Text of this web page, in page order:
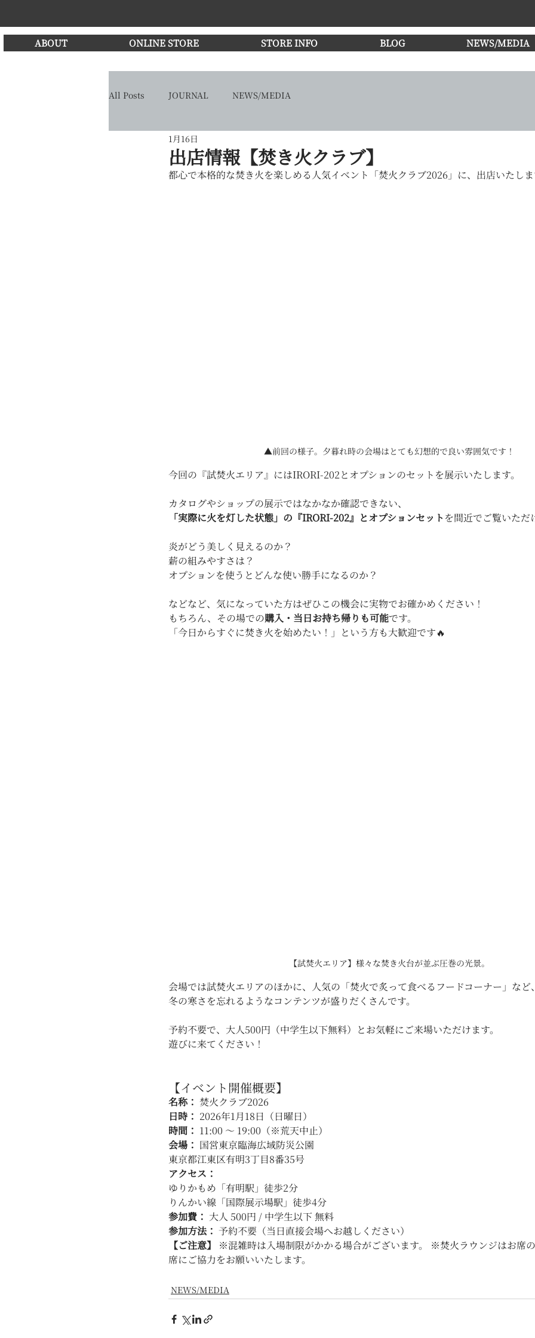
All Posts JOURNAL NEWS/MEDIA
出店情報【焚き火クラブ】
1月16日
都心で本格的な焚き火を楽しめる人気イベント「焚火クラブ2026」に、出店いたし
▲前回の様子。夕暮れ時の会場はとても幻想的で良い雰囲気です！
今回の『試焚火エリア』にはIRORI-202とオプションのセットを展示いたします。
カタログやショップの展示ではなかなか確認できない、
「実際に火を灯した状態」の『IRORI-202』とオプションセット を間近でご覧いただ
炎がどう美しく見えるのか？
薪の組みやすさは？
オプションを使うとどんな使い勝手になるのか？
などなど、気になっていた方はぜひこの機会に実物でお確かめください！
もちろん、その場での購入・当日お持ち帰りも可能です。
「今日からすぐに焚き火を始めたい！」という方も大歓迎です🔥
【試焚火エリア】様々な焚き火台が並ぶ圧巻の光景。
会場では試焚火エリアのほかに、人気の「焚火で炙って食べるフードコーナー」など
冬の寒さを忘れるようなコンテンツが盛りだくさんです。
予約不要で、大人500円（中学生以下無料）とお気軽にご来場いただけます。
遊びに来てください！
【イベント開催概要】
名称： 焚火クラブ2026
日時： 2026年1月18日（日曜日）
時間： 11:00 ～ 19:00（※荒天中止）
会場： 国営東京臨海広域防災公園
東京都江東区有明3丁目8番35号
アクセス：
ゆりかもめ「有明駅」徒歩2分
りんかい線「国際展示場駅」徒歩4分
参加費： 大人 500円 / 中学生以下 無料
参加方法： 予約不要（当日直接会場へお越しください）
【ご注意】
※混雑時は入場制限がかかる場合がございます。 ※焚火ラウンジはお席
席にご協力をお願いいたします。
NEWS/MEDIA
ABOUT ONLINE STORE STORE INFO BLOG NEWS/MEDIA